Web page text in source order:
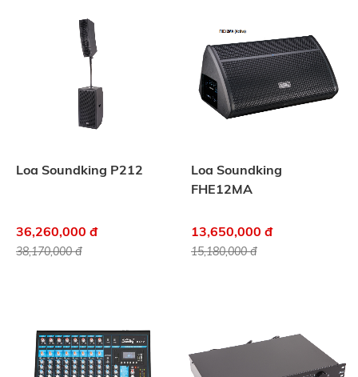
Loa Soundking P212
36,260,000 đ
38,170,000 đ
Loa Soundking
FHE12MA
13,650,000 đ
15,180,000 đ